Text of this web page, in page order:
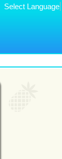
Select Language